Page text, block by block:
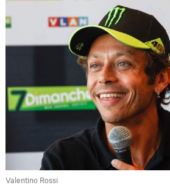
Valentino Rossi